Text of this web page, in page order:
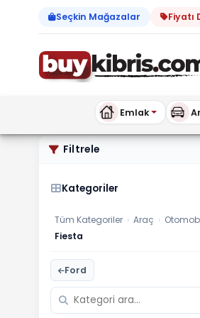
Seçkin Mağazalar Fiyatı
Emlak
Ford Fiesta
Filtrele
Kategoriler
Tüm Kategoriler › Araç ›
Fiesta
Ford